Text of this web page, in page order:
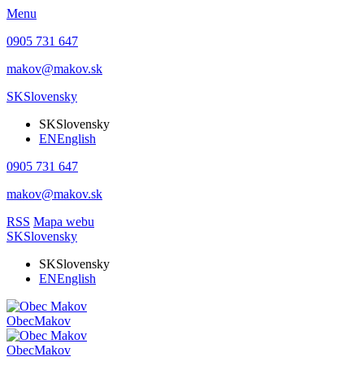
Menu
0905 731 647
makov@makov.sk
SKSlovensky
SKSlovensky
ENEnglish
0905 731 647
makov@makov.sk
RSS Mapa webu
SKSlovensky
SKSlovensky
ENEnglish
ObecMakov
ObecMakov